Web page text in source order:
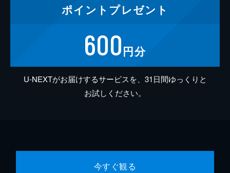
ポイント プレゼント
600円分
U-NEXTがお届けするサービスを、31日間ゆっくりと
お試しください。
今すぐ観る